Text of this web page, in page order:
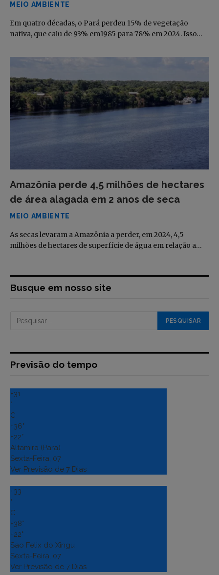
MEIO AMBIENTE
Em quatro décadas, o Pará perdeu 15% de vegetação
nativa, que caiu de 93% em1985 para 78% em 2024. Isso…
Amazônia perde 4,5 milhões de hectares
de área alagada em 2 anos de seca
MEIO AMBIENTE
As secas levaram a Amazônia a perder, em 2024, 4,5
milhões de hectares de superfície de água em relação a…
Busque em nosso site
Previsão do tempo
+31
°
C
+36°
+22°
Altamira (Para)
Sexta-Feira, 07
Ver Previsão de 7 Dias
+33
°
C
+38°
+22°
Sao Felix do Xingu
Sexta-Feira, 07
Ver Previsão de 7 Dias